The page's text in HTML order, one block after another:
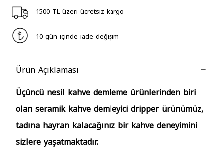
1500 TL üzeri ücretsiz kargo
10 gün içinde iade değişim
Ürün Açıklaması
Üçüncü nesil kahve demleme ürünlerinden biri
olan seramik kahve demleyici dripper ürünümüz,
tadına hayran kalacağınız bir kahve deneyimini
sizlere yaşatmaktadır.